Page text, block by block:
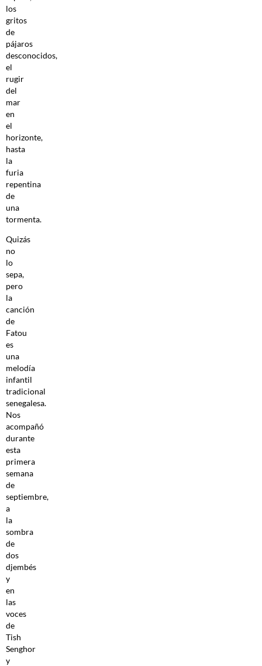
los
gritos
de
pájaros
desconocidos,
el
rugir
del
mar
en
el
horizonte,
hasta
la
furia
repentina
de
una
tormenta.
Quizás
no
lo
sepa,
pero
la
canción
de
Fatou
es
una
melodía
infantil
tradicional
senegalesa.
Nos
acompañó
durante
esta
primera
semana
de
septiembre,
a
la
sombra
de
dos
djembés
y
en
las
voces
de
Tish
Senghor
y